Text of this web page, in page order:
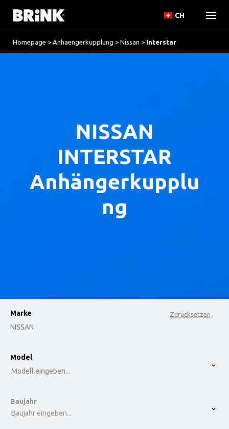
CH
Homepage > Anhaengerkupplung > Nissan > Interstar
NISSAN
INTERSTAR
Anhängerkupplu
ng
Zurücksetzen
Marke
NISSAN
option , selected.
Model
Modell eingeben...
Baujahr
Baujahr eingeben...